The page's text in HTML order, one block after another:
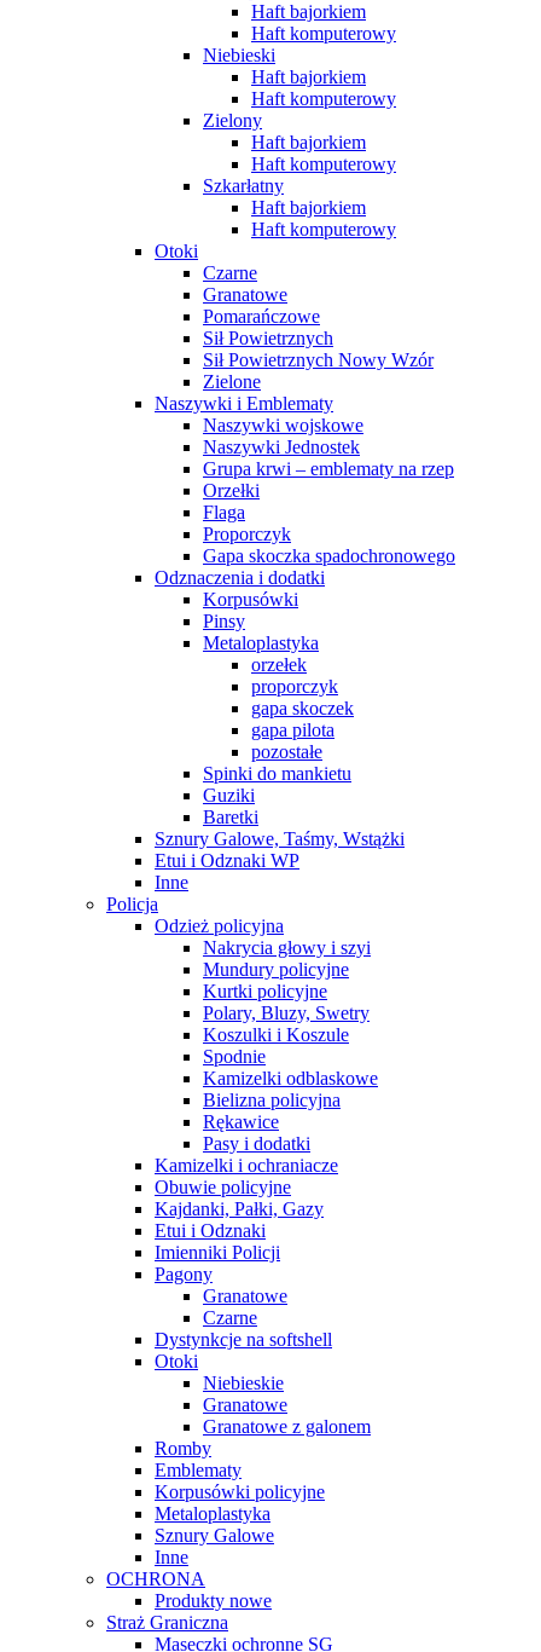
Haft bajorkiem
Haft komputerowy
Niebieski
Haft bajorkiem
Haft komputerowy
Zielony
Haft bajorkiem
Haft komputerowy
Szkarłatny
Haft bajorkiem
Haft komputerowy
Otoki
Czarne
Granatowe
Pomarańczowe
Sił Powietrznych
Sił Powietrznych Nowy Wzór
Zielone
Naszywki i Emblematy
Naszywki wojskowe
Naszywki Jednostek
Grupa krwi – emblematy na rzep
Orzełki
Flaga
Proporczyk
Gapa skoczka spadochronowego
Odznaczenia i dodatki
Korpusówki
Pinsy
Metaloplastyka
orzełek
proporczyk
gapa skoczek
gapa pilota
pozostałe
Spinki do mankietu
Guziki
Baretki
Sznury Galowe, Taśmy, Wstążki
Etui i Odznaki WP
Inne
Policja
Odzież policyjna
Nakrycia głowy i szyi
Mundury policyjne
Kurtki policyjne
Polary, Bluzy, Swetry
Koszulki i Koszule
Spodnie
Kamizelki odblaskowe
Bielizna policyjna
Rękawice
Pasy i dodatki
Kamizelki i ochraniacze
Obuwie policyjne
Kajdanki, Pałki, Gazy
Etui i Odznaki
Imienniki Policji
Pagony
Granatowe
Czarne
Dystynkcje na softshell
Otoki
Niebieskie
Granatowe
Granatowe z galonem
Romby
Emblematy
Korpusówki policyjne
Metaloplastyka
Sznury Galowe
Inne
OCHRONA
Produkty nowe
Straż Graniczna
Maseczki ochronne SG